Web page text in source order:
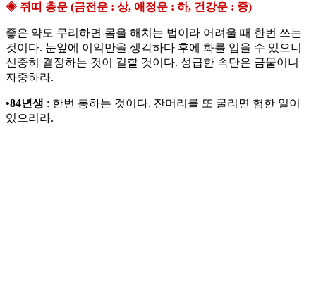
◈ 쥐띠 총운 (금전운 : 상, 애정운 : 하, 건강운 : 중)
좋은 약도 무리하면 몸을 해치는 법이라 어려울 때 한번 쓰는
것이다. 눈앞에 이익만을 생각하다 후에 화를 입을 수 있으니
신중히 결정하는 것이 길할 것이다. 성급한 속단은 금물이니
자중하라.
•84년생 : 한번 통하는 것이다. 잔머리를 또 굴리면 험한 일이
있으리라.